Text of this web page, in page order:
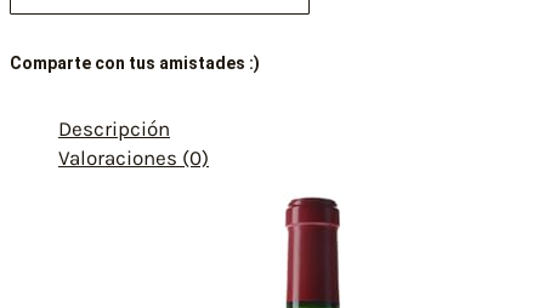
Comparte con tus amistades :)
Descripción
Valoraciones (0)